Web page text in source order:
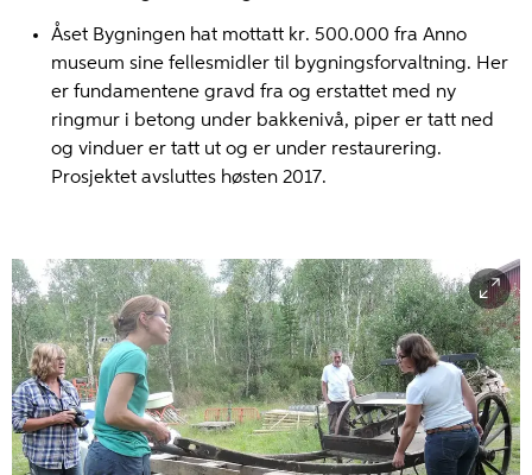
Åset Bygningen hat mottatt kr. 500.000 fra Anno
museum sine fellesmidler til bygningsforvaltning. Her
er fundamentene gravd fra og erstattet med ny
ringmur i betong under bakkenivå, piper er tatt ned
og vinduer er tatt ut og er under restaurering.
Prosjektet avsluttes høsten 2017.